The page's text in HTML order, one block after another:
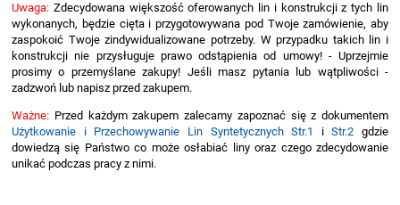
Uwaga: Zdecydowana większość oferowanych lin i konstrukcji z tych lin
wykonanych, będzie cięta i przygotowywana pod Twoje zamówienie, aby
zaspokoić Twoje zindywidualizowane potrzeby. W przypadku takich lin i
konstrukcji nie przysługuje prawo odstąpienia od umowy! - Uprzejmie
prosimy o przemyślane zakupy! Jeśli masz pytania lub wątpliwości -
zadzwoń lub napisz przed zakupem.
Ważne: Przed każdym zakupem zalecamy zapoznać się z dokumentem
Użytkowanie i Przechowywanie Lin Syntetycznych Str.1
iStr.2 gdzie
dowiedzą się Państwo co może osłabiać liny oraz czego zdecydowanie
unikać podczas pracy z nimi.